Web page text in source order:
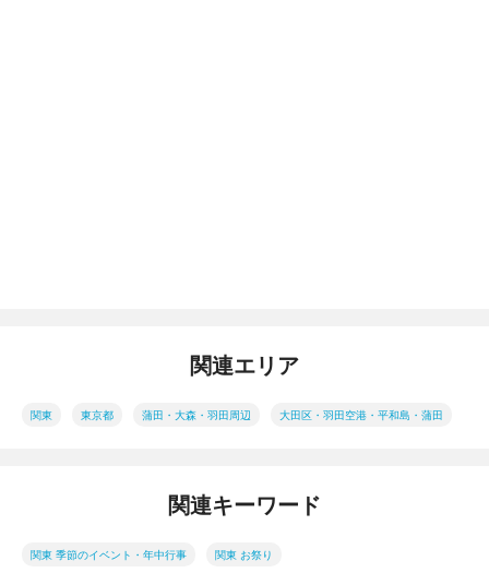
関連エリア
関東 東京都 蒲田・大森・羽田周辺 大田区・羽田空港・平和島・蒲田
関連キーワード
関東 季節のイベント・年中行事 関東 お祭り